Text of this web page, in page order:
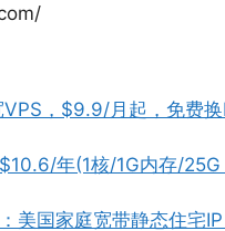
，$9.9/月起，免费
年(1核/1G内存/
美国家庭宽带静态住宅